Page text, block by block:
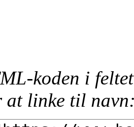
koden i
at linke til